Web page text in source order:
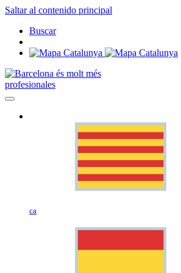
Saltar al contenido principal
Buscar
profesionales
ca